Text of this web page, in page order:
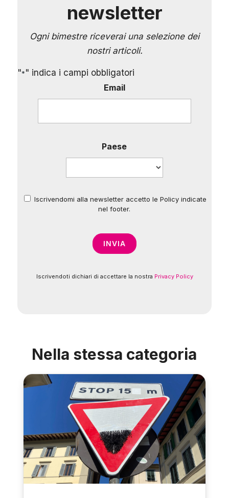
newsletter
Ogni bimestre riceverai una selezione dei
nostri articoli.
"*" indica i campi obbligatori
Email
Paese
*
Iscrivendomi alla newsletter accetto le Policy indicate
nel footer.
Iscrivendoti dichiari di accettare la nostra Privacy Policy
Nella stessa categoria